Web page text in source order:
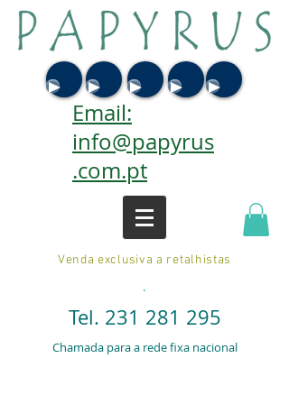
Email:
info@papyrus
.com.pt
Venda exclusiva a retalhistas
.
Tel. 231 281 295
Chamada para a rede fixa nacional